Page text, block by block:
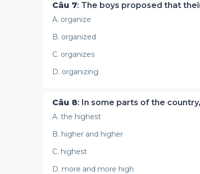
Câu 7: The boys proposed that
A. organize
B. organized
C. organizes
D. organizing
Câu 8: In some parts of the country,
A. the highest
B. higher and higher
C. highest
D. more and more high